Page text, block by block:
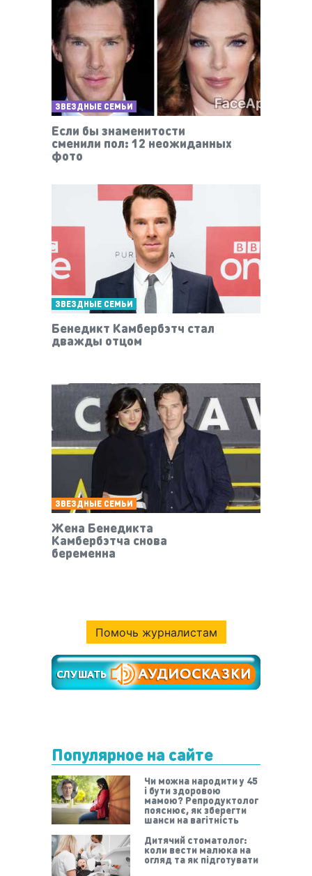
ЗВЕЗДНЫЕ СЕМЬИ
Если бы знаменитости
сменили пол: 12 неожиданных
фото
ЗВЕЗДНЫЕ СЕМЬИ
Бенедикт Камбербэтч стал
дважды отцом
ЗВЕЗДНЫЕ СЕМЬИ
Жена Бенедикта
Камбербэтча снова
беременна
Помочь журналистам
Популярное на сайте
Чи можна народити у 45
і бути здоровою
мамою? Репродуктолог
пояснює, як зберегти
шанси на вагітність
Дитячий стоматолог:
коли вести малюка на
огляд та як підготувати